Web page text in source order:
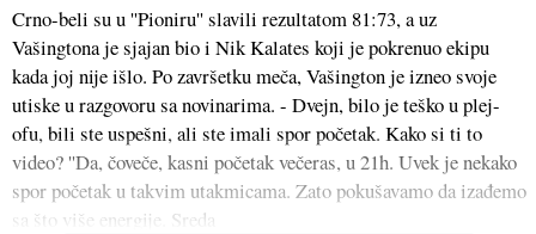
Crno-beli su u ''Pioniru'' slavili rezultatom 81:73, a uz
Vašingtona je sjajan bio i Nik Kalates koji je pokrenuo ekipu
kada joj nije išlo. Po završetku meča, Vašington je izneo svoje
utiske u razgovoru sa novinarima. - Dvejn, bilo je teško u plej-
ofu, bili ste uspešni, ali ste imali spor početak. Kako si ti to
video? ''Da, čoveče, kasni početak večeras, u 21h. Uvek je nekako
spor početak u takvim utakmicama. Zato pokušavamo da izađemo
sa što više energije. Sreda